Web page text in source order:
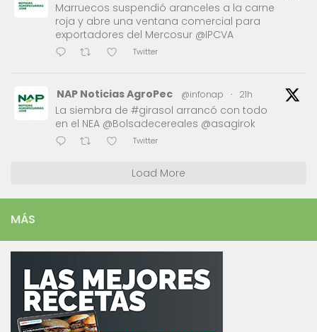
Marruecos suspendió aranceles a la carne
roja y abre una ventana comercial para
exportadores del Mercosur @IPCVA
Twitter
NAP Noticias AgroPec @infonap · 21h
La siembra de #girasol arrancó con todo
en el NEA @Bolsadecereales @asagirok
Twitter
Load More
MÁS